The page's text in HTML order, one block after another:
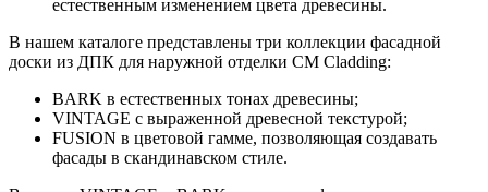
естественным изменением цвета древесины.
В нашем каталоге представлены три коллекции фасадной
доски из ДПК для наружной отделки CM Cladding:
BARK в естественных тонах древесины;
VINTAGE с выраженной древесной текстурой;
FUSION в цветовой гамме, позволяющая создавать
фасады в скандинавском стиле.